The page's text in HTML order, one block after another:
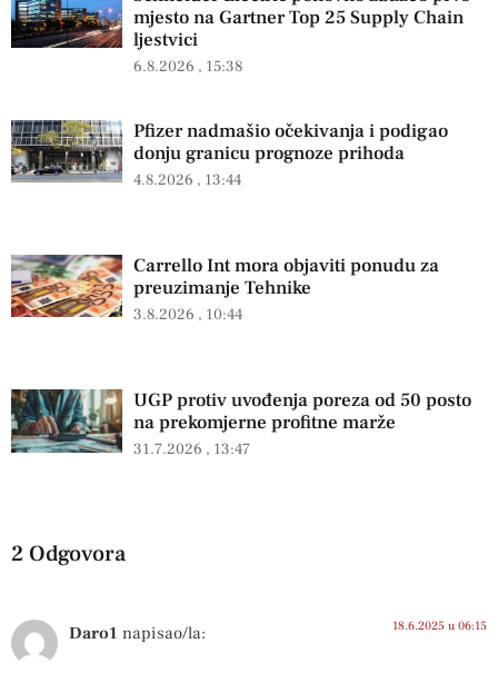
mjesto na Gartner Top 25 Supply Chain
ljestvici
6.8.2026 15:38
Pfizer nadmašio očekivanja i podigao
donju granicu prognoze prihoda
4.8.2026 13:44
Carrello Int mora objaviti ponudu za
preuzimanje Tehnike
3.8.2026 10:44
UGP protiv uvođenja poreza od 50 posto
na prekomjerne profitne marže
31.7.2026 13:47
2 Odgovora
Daro1 napisao/la: 18.6.2025 u 06:15